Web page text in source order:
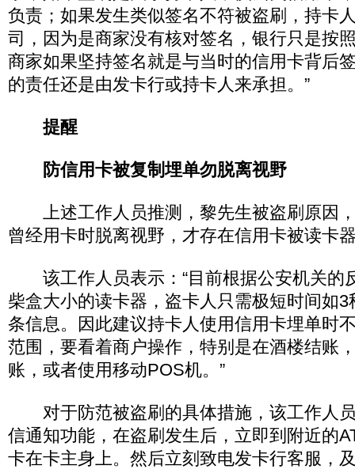
负责；如果发生类似签名不符被盗刷，持卡
司，因为是商家没有核对签名，银行只是按
商家如果坚持签名就是与当时的信用卡背后
的责任还是由发卡行或持卡人来承担。”
提醒
防信用卡被复制埋单勿脱离视野
上述工作人员推测，黎先生被盗刷原因
曾经用卡时脱离视野，才存在信用卡被读卡
该工作人员表示：“目前根据公安机关的
柴盒大小的读卡器，盗卡人只需极短时间如
条信息。因此建议持卡人使用信用卡埋单时
范围，要看着商户操作，特别是在酒楼结账
账，或者使用移动POS机。”
对于防范被盗刷的具体措施，该工作人
信通知功能，在盗刷发生后，立即到附近的
卡在卡主身上。然后立刻致电发卡行客服，